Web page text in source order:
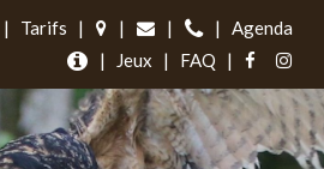
| Tarifs | | | |
Agenda
|
Jeux | FAQ |